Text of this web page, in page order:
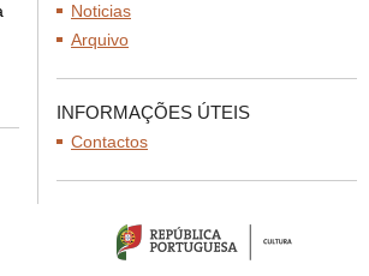
Noticias
Arquivo
INFORMAÇÕES ÚTEIS
Contactos